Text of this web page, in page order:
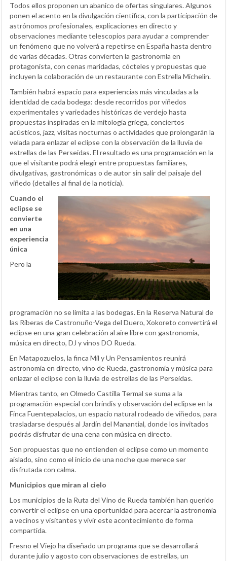
Todos ellos proponen un abanico de ofertas singulares. Algunos
ponen el acento en la divulgación científica, con la participación de
astrónomos profesionales, explicaciones en directo y
observaciones mediante telescopios para ayudar a comprender
un fenómeno que no volverá a repetirse en España hasta dentro
de varias décadas. Otras convierten la gastronomía en
protagonista, con cenas maridadas, cócteles y propuestas que
incluyen la colaboración de un restaurante con Estrella Michelin.
También habrá espacio para experiencias más vinculadas a la
identidad de cada bodega: desde recorridos por viñedos
experimentales y variedades históricas de verdejo hasta
propuestas inspiradas en la mitología griega, conciertos
acústicos, jazz, visitas nocturnas o actividades que prolongarán la
velada para enlazar el eclipse con la observación de la lluvia de
estrellas de las Perseidas. El resultado es una programación en la
que el visitante podrá elegir entre propuestas familiares,
divulgativas, gastronómicas o de autor sin salir del paisaje del
viñedo (detalles al final de la noticia).
Cuando el
eclipse se
convierte
en una
experiencia
única
Pero la
programación no se limita a las bodegas. En la Reserva Natural de
las Riberas de Castronuño-Vega del Duero, Xokoreto convertirá el
eclipse en una gran celebración al aire libre con gastronomía,
música en directo, DJ y vinos DO Rueda.
En Matapozuelos, la finca Mil y Un Pensamientos reunirá
astronomía en directo, vino de Rueda, gastronomía y música para
enlazar el eclipse con la lluvia de estrellas de las Perseidas.
Mientras tanto, en Olmedo Castilla Termal se suma a la
programación especial con brindis y observación del eclipse en la
Finca Fuentepalacios, un espacio natural rodeado de viñedos, para
trasladarse después al Jardín del Manantial, donde los invitados
podrás disfrutar de una cena con música en directo.
Son propuestas que no entienden el eclipse como un momento
aislado, sino como el inicio de una noche que merece ser
disfrutada con calma.
Municipios que miran al cielo
Los municipios de la Ruta del Vino de Rueda también han querido
convertir el eclipse en una oportunidad para acercar la astronomía
a vecinos y visitantes y vivir este acontecimiento de forma
compartida.
Fresno el Viejo ha diseñado un programa que se desarrollará
durante julio y agosto con observaciones de estrellas, un